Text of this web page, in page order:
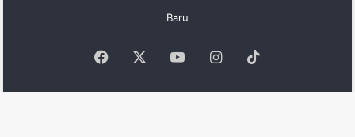
Baru
Facebook YouTubeInstagram